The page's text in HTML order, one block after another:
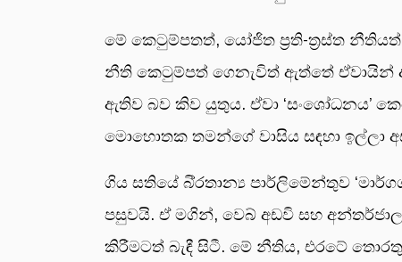
මේ කෙටුම්පතත්, යෝජිත ප්‍රති-ත්‍රස්ත
නීති කෙටුම්පත් ගෙනැවිත් ඇත්තේ ඒවායින්
ඇතිව බව කිව යුතුය. ඒවා ‘සංශෝධනය’
මොහොතක තමන්ගේ වාසිය සඳහා ඉල්ලා
ගිය සතියේ බි්‍රතාන්‍ය පාර්ලිමේන්තුව
පසුවයි. ඒ මගින්, වෙබ් අඩවි සහ
කිරීමටත් බැඳී සිටී. මේ නීතිය, එරටේ